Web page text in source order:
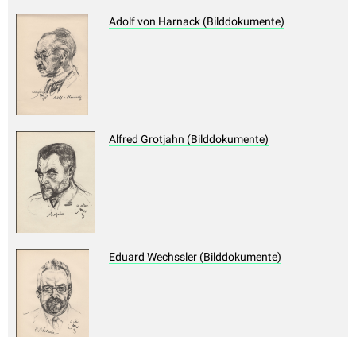
Adolf von Harnack (Bilddokumente)
Alfred Grotjahn (Bilddokumente)
Eduard Wechssler (Bilddokumente)